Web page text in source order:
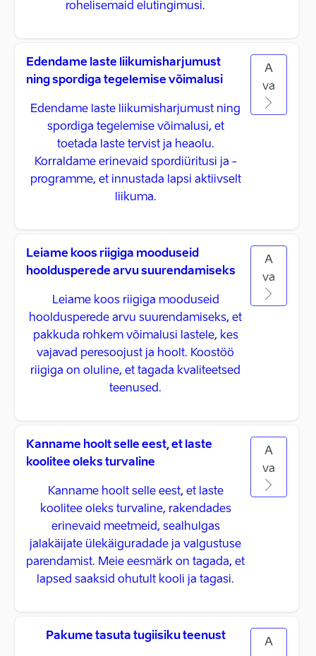
rohelisemaid elutingimusi.
Edendame laste liikumisharjumust
ning spordiga tegelemise võimalusi
Edendame laste liikumisharjumust ning
spordiga tegelemise võimalusi, et
toetada laste tervist ja heaolu.
Korraldame erinevaid spordiüritusi ja -
programme, et innustada lapsi aktiivselt
liikuma.
A
va
Leiame koos riigiga mooduseid
hooldusperede arvu suurendamiseks
Leiame koos riigiga mooduseid
hooldusperede arvu suurendamiseks, et
pakkuda rohkem võimalusi lastele, kes
vajavad peresoojust ja hoolt. Koostöö
riigiga on oluline, et tagada kvaliteetsed
teenused.
A
va
Kanname hoolt selle eest, et laste
koolitee oleks turvaline
Kanname hoolt selle eest, et laste
koolitee oleks turvaline, rakendades
erinevaid meetmeid, sealhulgas
jalakäijate ülekäiguradade ja valgustuse
parendamist. Meie eesmärk on tagada, et
lapsed saaksid ohutult kooli ja tagasi.
A
va
Pakume tasuta tugiisiku teenust
A